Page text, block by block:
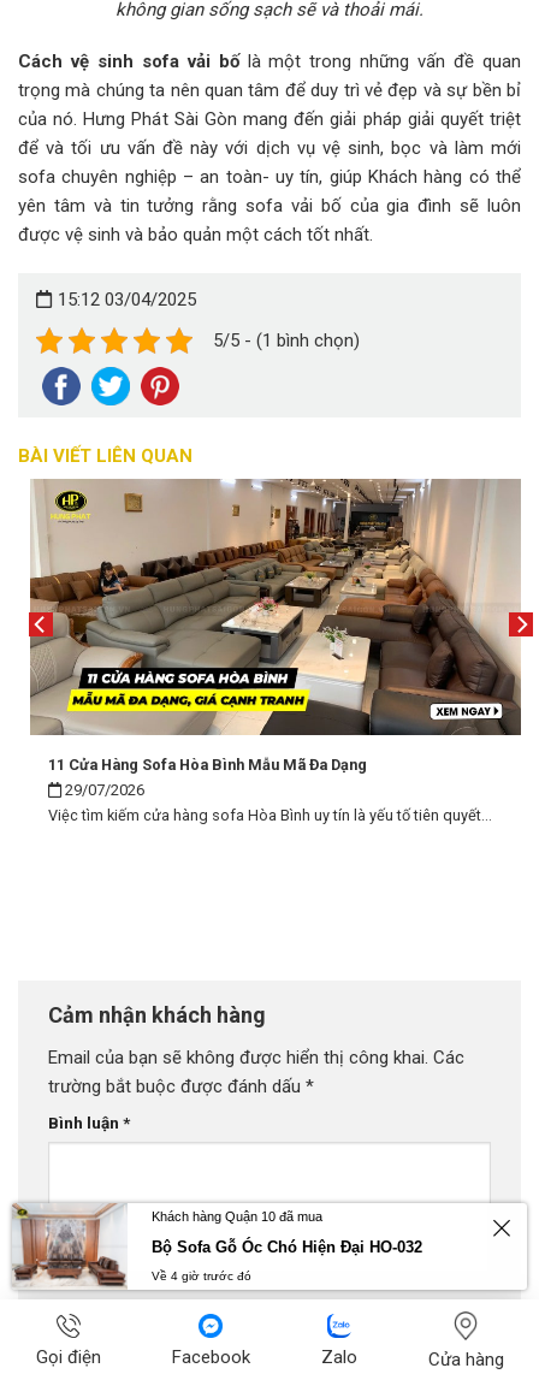
không gian sống sạch sẽ và thoải mái.
Cách vệ sinh sofa vải bốlà một trong những vấn đề quan
trọng mà chúng ta nên quan tâm để duy trì vẻ đẹp và sự bền bỉ
của nó. Hưng Phát Sài Gòn mang đến giải pháp giải quyết triệt
để và tối ưu vấn đề này với dịch vụ vệ sinh, bọc và làm mới
sofa chuyên nghiệp – an toàn- uy tín, giúp Khách hàng có thể
yên tâm và tin tưởng rằng sofa vải bố của gia đình sẽ luôn
được vệ sinh và bảo quản một cách tốt nhất.
15:12 03/04/2025
5/5 - (1 bình chọn)
BÀI VIẾT LIÊN QUAN
11 Cửa Hàng Sofa Hòa Bình Mẫu Mã Đa Dạng
29/07/2026
Việc tìm kiếm cửa hàng sofa Hòa Bình uy tín là yếu tố tiên quyết...
Cảm nhận khách hàng
Email của bạn sẽ không được hiển thị công khai. Các
trường bắt buộc được đánh dấu *
Bình luận *
Tên
Gọi điện Facebook Zalo Cửa hàng
Khách hàng Quận 10 đã mua
Bộ Sofa Gỗ Óc Chó Hiện Đại HO-032
Về 4 giờ trước đó